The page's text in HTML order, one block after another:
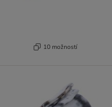
10 možností